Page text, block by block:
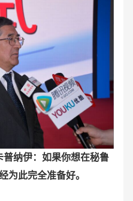
纳伊：如果你想在秘鲁
为此完全准备好。